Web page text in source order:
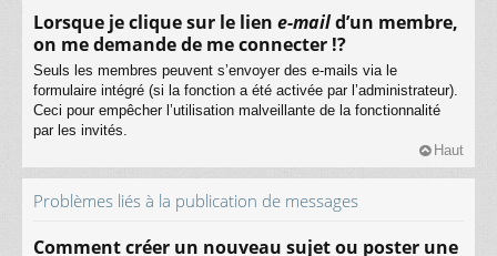
Lorsque je clique sur le lien e-maild’un membre,
on me demande de me connecter !?
Seuls les membres peuvent s’envoyer des e-mails via le
formulaire intégré (si la fonction a été activée par l’administrateur).
Ceci pour empêcher l’utilisation malveillante de la fonctionnalité
par les invités.
Haut
Problèmes liés à la publication de messages
Comment créer un nouveau sujet ou poster une